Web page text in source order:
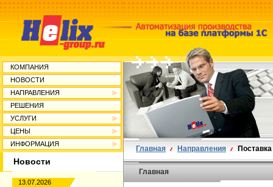
КОМПАНИЯ
НОВОСТИ
НАПРАВЛЕНИЯ
РЕШЕНИЯ
УСЛУГИ
ЦЕНЫ
ИНФОРМАЦИЯ
Новости
13.07.2026
Главная Направления
Главная